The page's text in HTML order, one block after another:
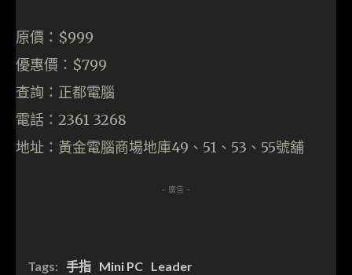
原價：$999
優惠價：$799
查詢：正都電腦
電話：2361 3268
地址：黃金電腦商場地庫49、51、53、55號舖
- 廣告 -
Tags: 手指 Mini PC Leader